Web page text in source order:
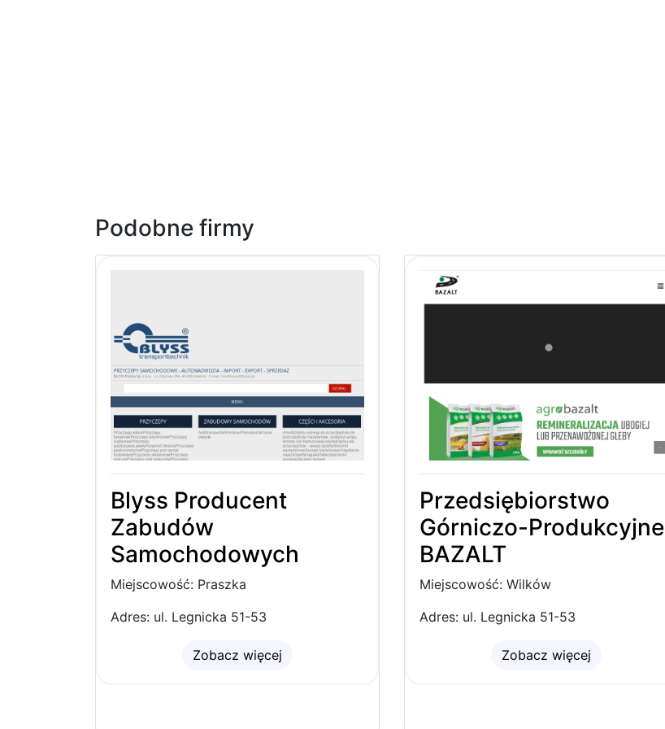
Podobne firmy
Blyss Producent
Zabudów
Samochodowych
Miejscowość: Praszka
Adres: ul. Legnicka 51-53
Zobacz więcej
Przedsiębiorstwo
Górniczo-Produkcyjne
BAZALT
Miejscowość: Wilków
Adres: ul. Legnicka 51-53
Zobacz więcej